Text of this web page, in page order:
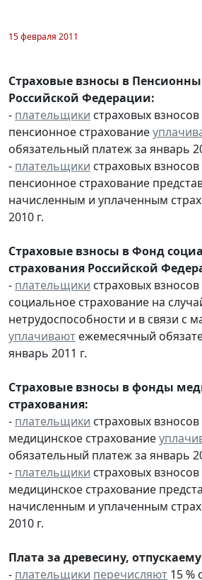
15 февраля 2011
Страховые взносы в
Российской Федерации:
- плательщики страховых
пенсионное страхование
обязательный платеж за январь
- плательщики страховых
пенсионное страхование
начисленным и уплаченным
2010 г.
Страховые взносы в Фонд
страхования Российской
- плательщики страховых
социальное страхование на
нетрудоспособности и в связи с
уплачивают ежемесячный
январь 2011 г.
Страховые взносы в фонды
страхования:
- плательщики страховых
медицинское страхование
обязательный платеж за январь
- плательщики страховых
медицинское страхование
начисленным и уплаченным
2010 г.
Плата за древесину,
- плательщики перечисляют 15 %